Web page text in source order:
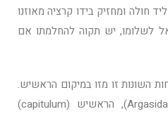
חולה ומחזיק בידו קרציה מאוזנו
לשלומו, יש תקוה להחלמתו אם
השונות זו מזו במיקום הראשיש.
(Argasidae), הראשיש (capitulum)